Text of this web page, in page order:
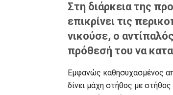
Στη διάρκεια της
επικρίνει τις
νικούσε, ο
πρόθεσή του να
Εμφανώς καθησυχασμένος
δίνει μάχη στήθος με